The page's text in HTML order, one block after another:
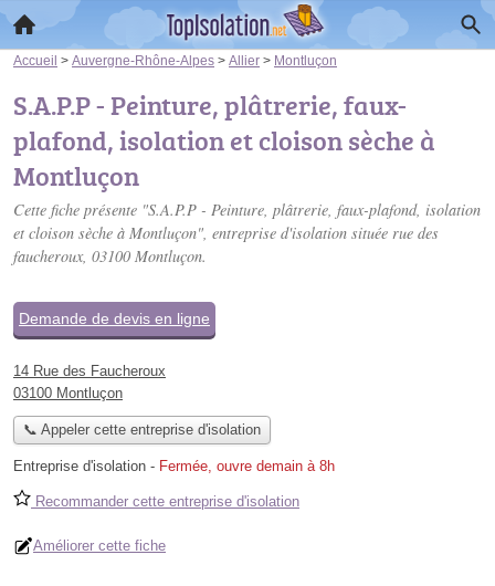
Accueil > Auvergne-Rhône-Alpes > Allier > Montluçon
S.A.P.P - Peinture, plâtrerie, faux-
plafond, isolation et cloison sèche à
Montluçon
Cette fiche présente "S.A.P.P - Peinture, plâtrerie, faux-plafond, isolation
et cloison sèche à Montluçon", entreprise d'isolation située rue des
faucheroux, 03100 Montluçon.
Demande de devis en ligne
14 Rue des Faucheroux
03100 Montluçon
📞 Appeler cette entreprise d'isolation
Entreprise d'isolation - Fermée, ouvre demain à 8h
Recommander cette entreprise d'isolation
Améliorer cette fiche